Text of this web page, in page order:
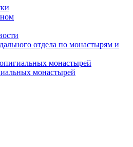
отдела по монастырям и
монастырей
монастырей